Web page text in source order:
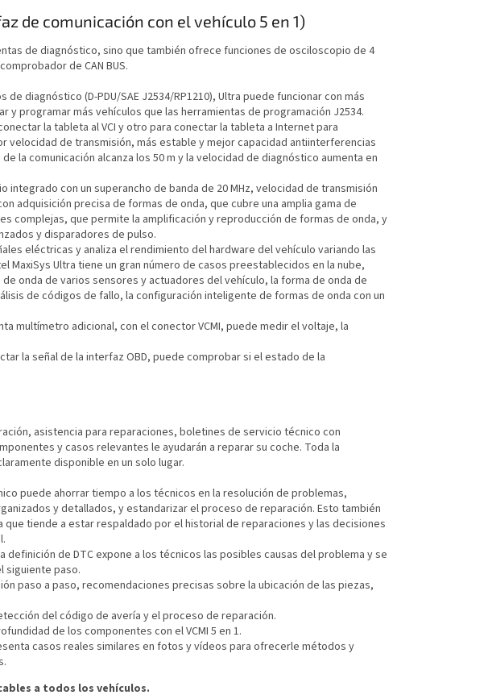
de comunicación con el vehículo 5 en 1)
de diagnóstico, sino que también ofrece funciones de osciloscopio de 4
de CAN BUS.
de diagnóstico (D-PDU/SAE J2534/RP1210), Ultra puede funcionar con más
y programar más vehículos que las herramientas de programación J2534.
la tableta al VCI y otro para conectar la tableta a Internet para
velocidad de transmisión, más estable y mejor capacidad antiinterferencias
la comunicación alcanza los 50 m y la velocidad de diagnóstico aumenta en
integrado con un superancho de banda de 20 MHz, velocidad de transmisión
adquisición precisa de formas de onda, que cubre una amplia gama de
complejas, que permite la amplificación y reproducción de formas de onda, y
y disparadores de pulso.
eléctricas y analiza el rendimiento del hardware del vehículo variando las
MaxiSys Ultra tiene un gran número de casos preestablecidos en la nube,
onda de varios sensores y actuadores del vehículo, la forma de onda de
de códigos de fallo, la configuración inteligente de formas de onda con un
multímetro adicional, con el conector VCMI, puede medir el voltaje, la
la señal de la interfaz OBD, puede comprobar si el estado de la
asistencia para reparaciones, boletines de servicio técnico con
y casos relevantes le ayudarán a reparar su coche. Toda la
disponible en un solo lugar.
puede ahorrar tiempo a los técnicos en la resolución de problemas,
y detallados, y estandarizar el proceso de reparación. Esto también
tiende a estar respaldado por el historial de reparaciones y las decisiones
definición de DTC expone a los técnicos las posibles causas del problema y se
siguiente paso.
paso a paso, recomendaciones precisas sobre la ubicación de las piezas,
del código de avería y el proceso de reparación.
de los componentes con el VCMI 5 en 1.
casos reales similares en fotos y vídeos para ofrecerle métodos y
a todos los vehículos.